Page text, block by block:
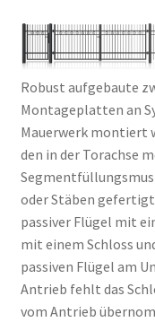
Robust aufgebaute
Montageplatten an
Mauerwerk montiert
den in der Torachse
oder Stäben
passiver Flügel mit
mit einem Schloss
passiven Flügel am
Antrieb fehlt das
vom Antrieb